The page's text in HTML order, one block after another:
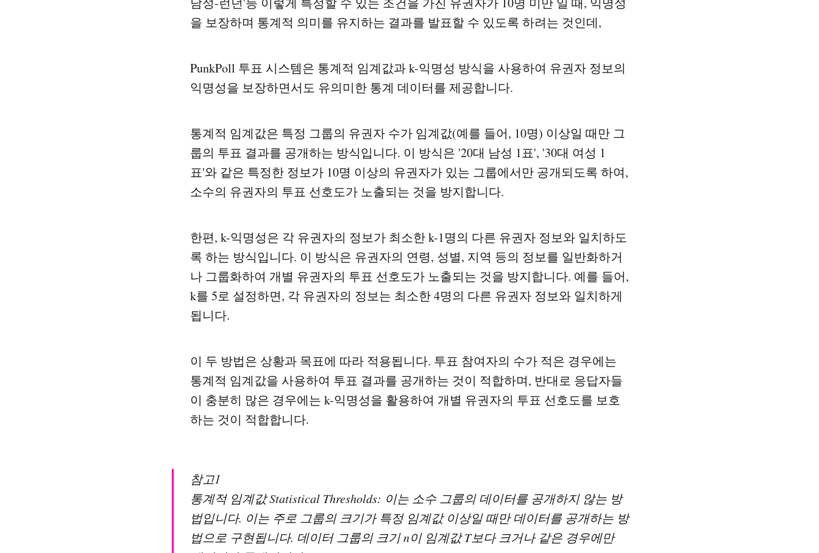
을 보장하며 통계적 의미를 유지하는 결과를 발표할 수 있도록 하려는 것인데,
PunkPoll 투표 시스템은 통계적 임계값과 k-익명성 방식을 사용하여 유권자 정보의
익명성을 보장하면서도 유의미한 통계 데이터를 제공합니다.
통계적 임계값은 특정 그룹의 유권자 수가 임계값(예를 들어, 10명) 이상일 때만 그
룹의 투표 결과를 공개하는 방식입니다. 이 방식은 '20대 남성 1표', '30대 여성 1
표'와 같은 특정한 정보가 10명 이상의 유권자가 있는 그룹에서만 공개되도록 하여,
소수의 유권자의 투표 선호도가 노출되는 것을 방지합니다.
한편, k-익명성은 각 유권자의 정보가 최소한 k-1명의 다른 유권자 정보와 일치하도
록 하는 방식입니다. 이 방식은 유권자의 연령, 성별, 지역 등의 정보를 일반화하거
나 그룹화하여 개별 유권자의 투표 선호도가 노출되는 것을 방지합니다. 예를 들어,
k를 5로 설정하면, 각 유권자의 정보는 최소한 4명의 다른 유권자 정보와 일치하게
됩니다.
이 두 방법은 상황과 목표에 따라 적용됩니다. 투표 참여자의 수가 적은 경우에는
통계적 임계값을 사용하여 투표 결과를 공개하는 것이 적합하며, 반대로 응답자들
이 충분히 많은 경우에는 k-익명성을 활용하여 개별 유권자의 투표 선호도를 보호
하는 것이 적합합니다.
참고1
통계적 임계값 Statistical Thresholds: 이는 소수 그룹의 데이터를 공개하지 않는 방
법입니다. 이는 주로 그룹의 크기가 특정 임계값 이상일 때만 데이터를 공개하는 방
법으로 구현됩니다. 데이터 그룹의 크기 n이 임계값 T보다 크거나 같은 경우에만